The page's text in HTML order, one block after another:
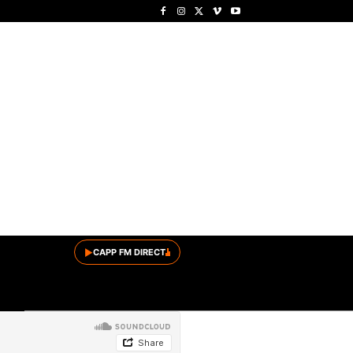
▶CAPP FM DIRECT